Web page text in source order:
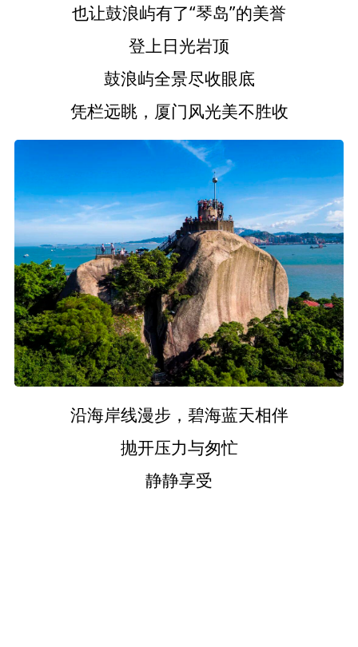
也让鼓浪屿有了“琴岛”的美誉
登上日光岩顶
鼓浪屿全景尽收眼底
凭栏远眺，厦门风光美不胜收
沿海岸线漫步， 碧海蓝天相伴
抛开压力与匆忙
静静享受